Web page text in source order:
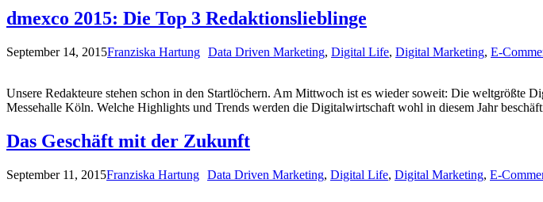
dmexco 2015: Die Top 3 Redaktionslieblinge
September 14, 2015Franziska Hartung Data Driven Marketing, Digital Life, Digital Marketing, E-
Unsere Redakteure stehen schon in den Startlöchern. Am Mittwoch ist es wieder soweit: Die weltgrößte
Messehalle Köln. Welche Highlights und Trends werden die Digitalwirtschaft wohl in diesem Jahr
Das Geschäft mit der Zukunft
September 11, 2015Franziska Hartung Data Driven Marketing, Digital Life, Digital Marketing, E-